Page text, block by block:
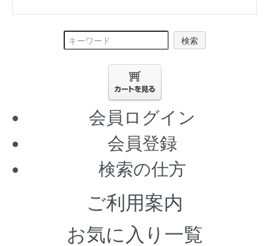
検索
会員ログイン
会員登録
検索の仕方
ご利用案内
お気に入り一覧